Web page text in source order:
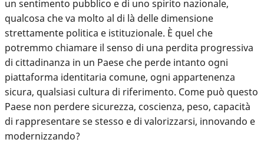
un sentimento pubblico e di uno spirito nazionale,
qualcosa che va molto al di là delle dimensione
strettamente politica e istituzionale. È quel che
potremmo chiamare il senso di una perdita progressiva
di cittadinanza in un Paese che perde intanto ogni
piattaforma identitaria comune, ogni appartenenza
sicura, qualsiasi cultura di riferimento. Come può questo
Paese non perdere sicurezza, coscienza, peso, capacità
di rappresentare se stesso e di valorizzarsi, innovando e
modernizzando?